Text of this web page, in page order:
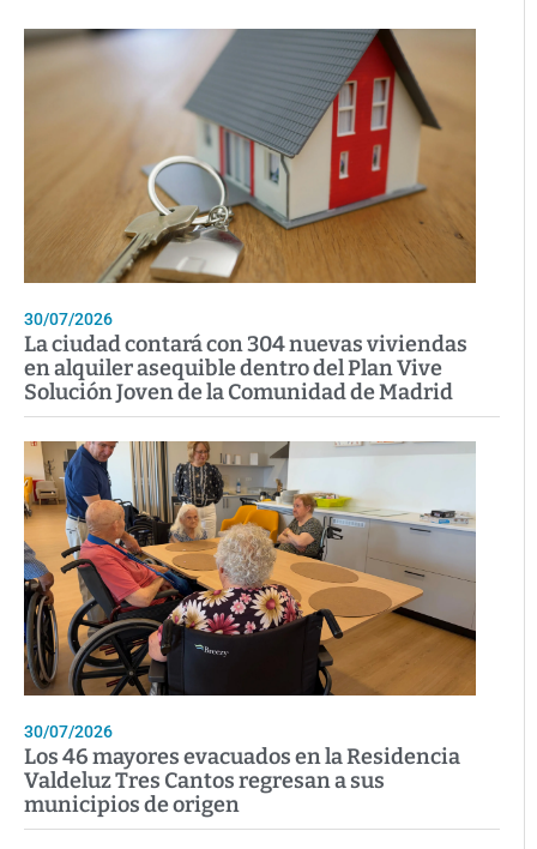
30/07/2026
La ciudad contará con 304 nuevas viviendas
en alquiler asequible dentro del Plan Vive
Solución Joven de la Comunidad de Madrid
30/07/2026
Los 46 mayores evacuados en la Residencia
Valdeluz Tres Cantos regresan a sus
municipios de origen